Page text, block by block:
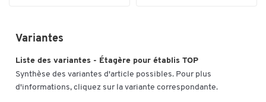
Variantes
Liste des variantes - Étagère pour établis TOP
Synthèse des variantes d'article possibles. Pour plus
d'informations, cliquez sur la variante correspondante.